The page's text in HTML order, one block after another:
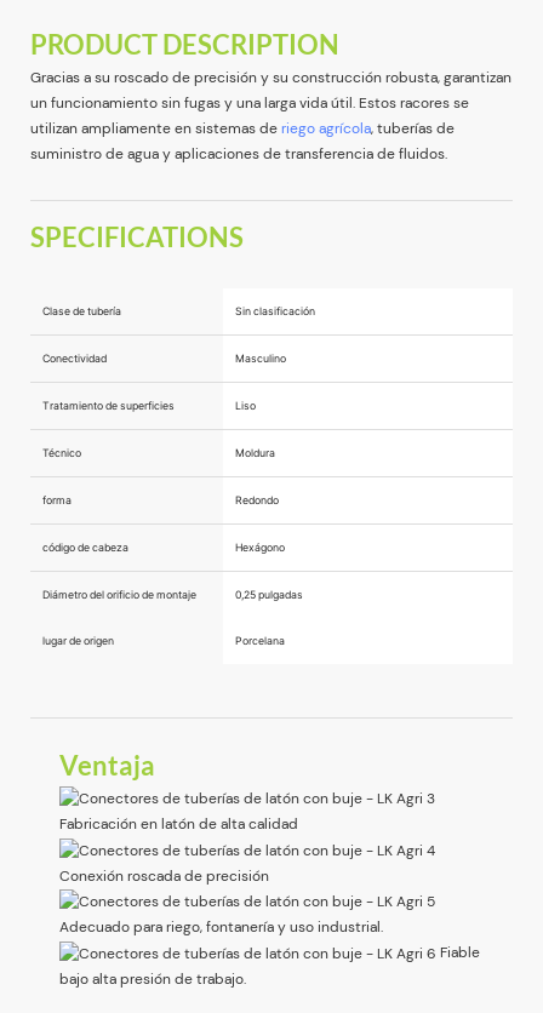
PRODUCT DESCRIPTION
Gracias a su roscado de precisión y su construcción robusta, garantizan
un funcionamiento sin fugas y una larga vida útil. Estos racores se
utilizan ampliamente en sistemas deriego agrícola, tuberías de
suministro de agua y aplicaciones de transferencia de fluidos.
SPECIFICATIONS
Clase de tubería Sin clasificación
Conectividad Masculino
Tratamiento de superficies Liso
Técnico Moldura
forma Redondo
código de cabeza Hexágono
Diámetro del orificio de montaje 0,25 pulgadas
lugar de origen Porcelana
Ventaja
Fabricación en latón de alta calidad
Conexión roscada de precisión
Adecuado para riego, fontanería y uso industrial.
Fiable
bajo alta presión de trabajo.